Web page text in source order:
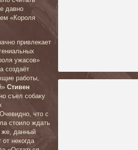
давно
«Короля
привлекает
ужасов»
создаёт
работы,
Стивен
съел собаку
что с
стоило ждать
же, данный
некогда